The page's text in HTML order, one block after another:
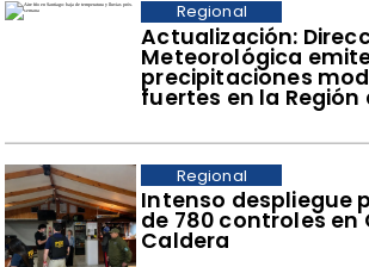
Actualización:
Meteorológica
precipitaciones
fuertes en la
Regional
Intenso despliegue
de 780 controles en
Caldera
Regional